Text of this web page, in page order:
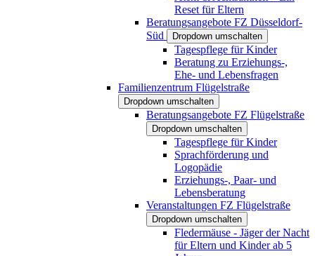
Reset für Eltern
Beratungsangebote FZ Düsseldorf-
Süd
Dropdown umschalten
Tagespflege für Kinder
Beratung zu Erziehungs-,
Ehe- und Lebensfragen
Familienzentrum Flügelstraße
Dropdown umschalten
Beratungsangebote FZ Flügelstraße
Dropdown umschalten
Tagespflege für Kinder
Sprachförderung und
Logopädie
Erziehungs-, Paar- und
Lebensberatung
Veranstaltungen FZ Flügelstraße
Dropdown umschalten
Fledermäuse - Jäger der Nacht
für Eltern und Kinder ab 5